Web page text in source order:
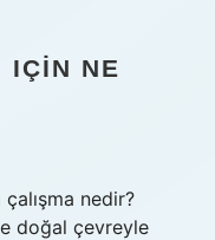
IÇIN NE
nedir?
doğal çevreyle